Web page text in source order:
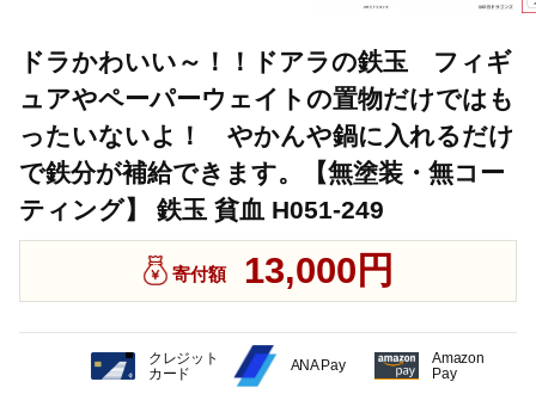
ドラかわいい～！！ドアラの鉄玉 フィギ
ュアやペーパーウェイトの置物だけではも
ったいないよ！ やかんや鍋に入れるだけ
で鉄分が補給できます。【無塗装・無コー
ティング】 鉄玉 貧血 H051-249
寄付額 13,000円
クレジット
カード
ANA Pay
Amazon
Pay